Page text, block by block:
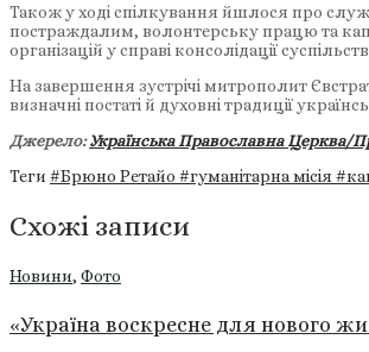
Також у ході спілкування йшлося про
постраждалим, волонтерську працю та
організацій у справі консолідації
На завершення зустрічі митрополит
визначні постаті й духовні традиції
Джерело:Українська Православна Церква/
Теги #Брюно Ретайо #гуманітарна місія
Схожі записи
Новини, Фото
«Україна воскресне для нового